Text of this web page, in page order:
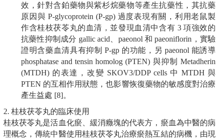
效，針對含鉑藥物與紫杉烷藥物等產生抗藥性，其抗藥
原因與 P-glycoprotein (P-gp) 過度表現有關，利用老鼠製
作含桂枝茯苓丸的血清，並發現血清中含有 3 項強效的
抗藥性抑制成分 gallic acid、paeonol 和 paeoniflorin，實驗
證明含藥血清具有抑制 P-gp 的功能，另 paeonol 能誘導
phosphatase and tensin homolog (PTEN) 與抑制 Metadherin
(MTDH) 的表達，改變 SKOV3/DDP cells 中 MTDH 與
PTEN 的互相作用狀態，也影響恢復藥物的敏感度對治療
產生益處 [8]。
2. 桂枝茯苓丸的臨床使用
桂枝茯苓丸是活血化瘀、緩消癥塊的代表方，瘀血為中醫的病
理概念，傳統中醫使用桂枝茯苓丸治療瘀熱互結的病機，由現